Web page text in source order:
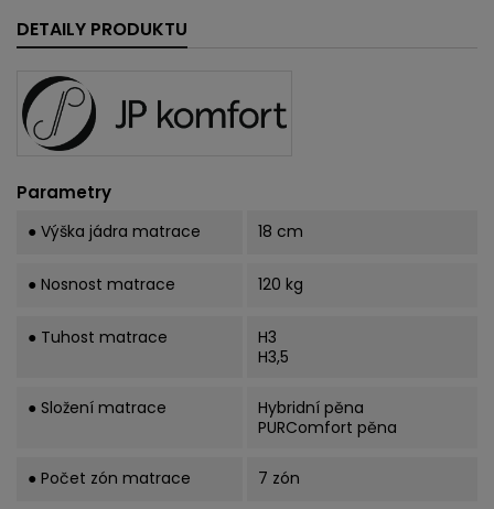
DETAILY PRODUKTU
Parametry
● Výška jádra matrace 18 cm
● Nosnost matrace 120 kg
● Tuhost matrace
H3
H3,5
● Složení matrace
Hybridní pěna
PURComfort pěna
● Počet zón matrace 7 zón